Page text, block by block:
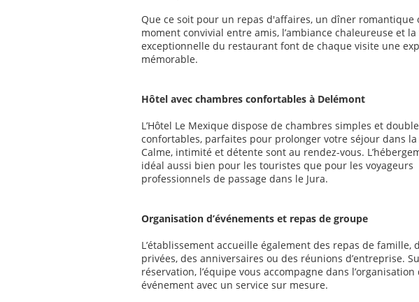
Que ce soit pour un repas d'affaires, un dîner romantique
moment convivial entre amis, l’ambiance chaleureuse et la
exceptionnelle du restaurant font de chaque visite une
mémorable.
Hôtel avec chambres confortables à Delémont
L’Hôtel Le Mexique dispose de chambres simples et
confortables, parfaites pour prolonger votre séjour dans la
Calme, intimité et détente sont au rendez-vous.
idéal aussi bien pour les touristes que pour les voyageurs
professionnels de passage dans le Jura.
Organisation d’événements et repas de groupe
L’établissement accueille également des repas de famille,
privées, des anniversaires ou des réunions d’entreprise.
réservation, l’équipe vous accompagne dans l’organisation
événement avec un service sur mesure.